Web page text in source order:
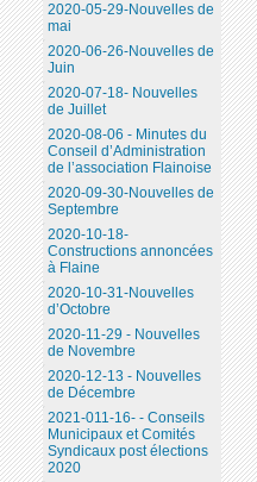
2020-05-29-Nouvelles de
mai
2020-06-26-Nouvelles de
Juin
2020-07-18- Nouvelles
de Juillet
2020-08-06 - Minutes du
Conseil d’Administration
de l’association Flainoise
2020-09-30-Nouvelles de
Septembre
2020-10-18-
Constructions annoncées
à Flaine
2020-10-31-Nouvelles
d’Octobre
2020-11-29 - Nouvelles
de Novembre
2020-12-13 - Nouvelles
de Décembre
2021-011-16- - Conseils
Municipaux et Comités
Syndicaux post élections
2020